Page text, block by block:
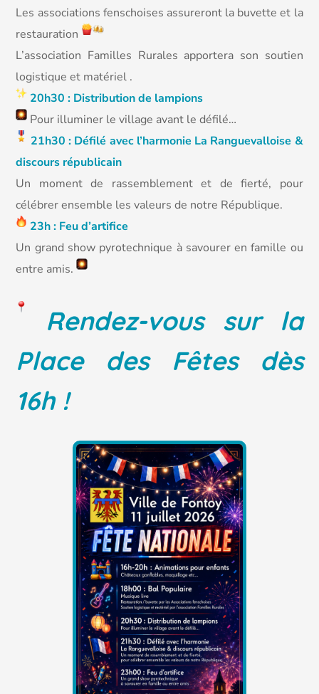
Les associations fenschoises assureront la buvette et la
restauration
L’association Familles Rurales apportera son soutien
logistique et matériel .
20h30 : Distribution de lampions
Pour illuminer le village avant le défilé…
21h30 : Défilé avec l’harmonie La Ranguevalloise &
discours républicain
Un moment de rassemblement et de fierté, pour
célébrer ensemble les valeurs de notre République.
23h : Feu d’artifice
Un grand show pyrotechnique à savourer en famille ou
entre amis.
Rendez-vous sur la
Place des Fêtes dès
16h !